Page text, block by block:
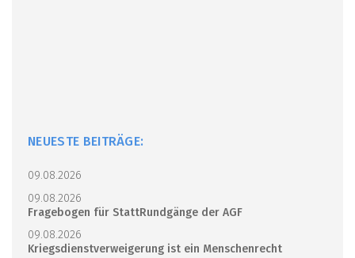
NEUESTE BEITRÄGE:
09.08.2026
09.08.2026
Fragebogen für StattRundgänge der AGF
09.08.2026
Kriegsdienstverweigerung ist ein Menschenrecht